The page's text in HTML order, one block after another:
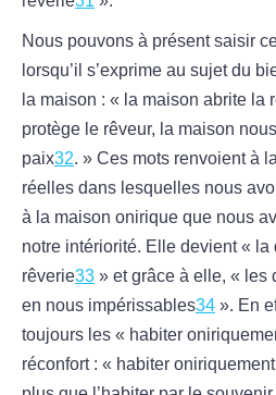
Nous pouvons à présent saisir
lorsqu’il s’exprime au sujet du
la maison : « la maison abrite la
protège le rêveur, la maison
paix32. » Ces mots renvoient à
réelles dans lesquelles nous
à la maison onirique que nous
notre intériorité. Elle devient « la
rêverie33 » et grâce à elle, « les
en nous impérissables34 ». En
toujours les « habiter
réconfort : « habiter